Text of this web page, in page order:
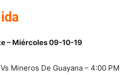
– Miércoles 09-10-19
Mineros De Guayana – 4:00 PM